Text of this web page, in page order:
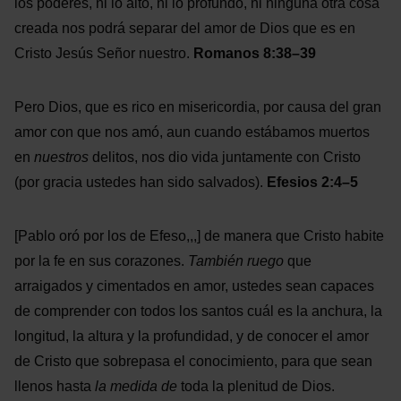
creada nos podrá separar del amor de Dios que es en
Cristo Jesús Señor nuestro. Romanos 8:38–39
Pero Dios, que es rico en misericordia, por causa del gran
amor con que nos amó, aun cuando estábamos muertos
en nuestros delitos, nos dio vida juntamente con Cristo
(por gracia ustedes han sido salvados). Efesios 2:4–5
[Pablo oró por los de Efeso,,,] de manera que Cristo habite
por la fe en sus corazones. También ruego que
arraigados y cimentados en amor, ustedes sean capaces
de comprender con todos los santos cuál es la anchura, la
longitud, la altura y la profundidad, y de conocer el amor
de Cristo que sobrepasa el conocimiento, para que sean
llenos hasta la medida de toda la plenitud de Dios.